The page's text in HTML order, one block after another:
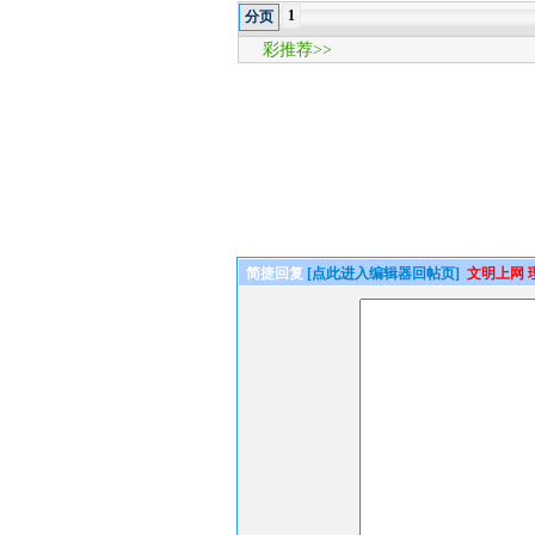
分页 1
彩推荐>>
简捷回复 [点此进入编辑器回帖页] 文明上网